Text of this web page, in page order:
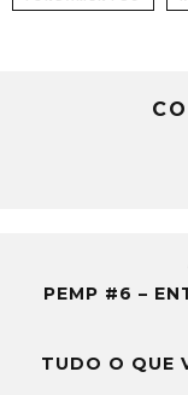
PEMP #6 –
TUDO O QUE